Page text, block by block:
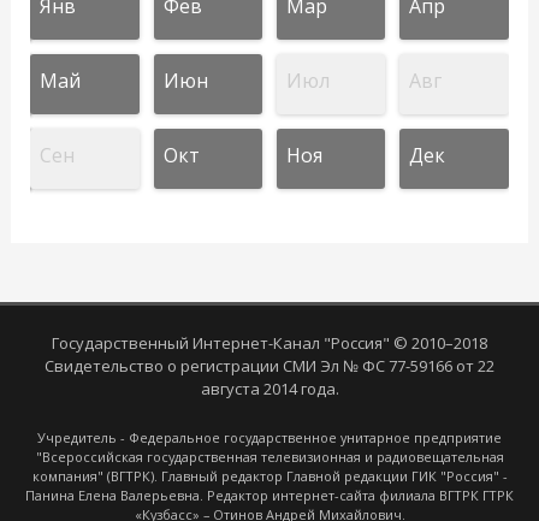
Янв Фев Мар Апр
Май Июн Июл Авг
Сен Окт Ноя Дек
Государственный Интернет-Канал "Россия" © 2010–2018
Свидетельство о регистрации СМИ Эл № ФС 77-59166 от 22
августа 2014 года.
Учредитель - Федеральное государственное унитарное предприятие
"Всероссийская государственная телевизионная и радиовещательная
компания" (ВГТРК). Главный редактор Главной редакции ГИК "Россия" -
Панина Елена Валерьевна. Редактор интернет-сайта филиала ВГТРК ГТРК
«Кузбасс» – Отинов Андрей Михайлович.